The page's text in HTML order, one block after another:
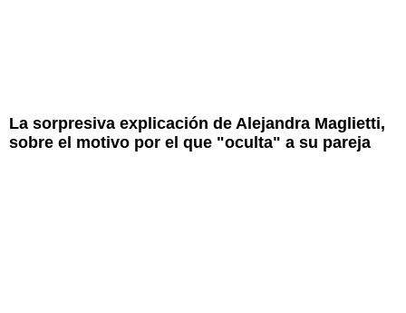
La sorpresiva explicación de Alejandra Maglietti,
sobre el motivo por el que "oculta" a su pareja